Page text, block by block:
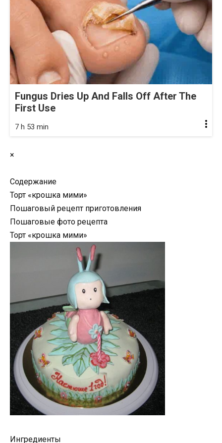
Fungus Dries Up And Falls Off After The
First Use
7 h 53 min
×
Содержание
Торт «крошка мими»
Пошаговый рецепт приготовления
Пошаговые фото рецепта
Торт «крошка мими»
Ингредиенты